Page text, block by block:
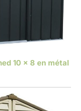
10 x 8 en métal